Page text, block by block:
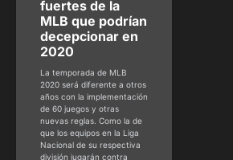
fuertes de la
MLB que podrían
decepcionar en
2020
La temporada de MLB
2020 será diferente a otros
años con la implementación
de 60 juegos y otras
nuevas reglas. Como la de
que los equipos en la Liga
Nacional de su respectiva
división jugarán contra